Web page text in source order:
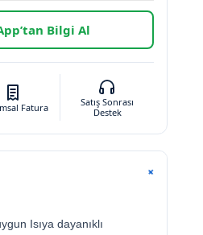
Bilgi Al
Fatura
Satış Sonrası
Destek
+
Isıya dayanıklı